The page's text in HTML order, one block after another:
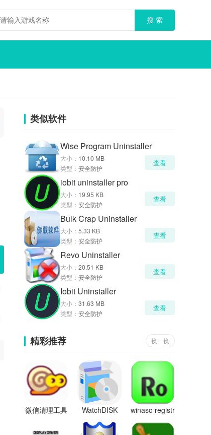
类似软件
Wise Program Uninstaller
大小： 10.10 MB
类型： 安全防护
查看
iobit uninstaller pro
大小： 19.95 KB
类型： 安全防护
查看
Bulk Crap Uninstaller
大小： 5.33 KB
类型： 安全防护
查看
Revo Uninstaller
大小： 20.51 KB
类型： 安全防护
查看
Iobit Uninstaller
大小： 31.63 MB
类型： 安全防护
查看
精彩推荐 换一换
微信清理工具 WatchDISK
winaso registr
y optimizer